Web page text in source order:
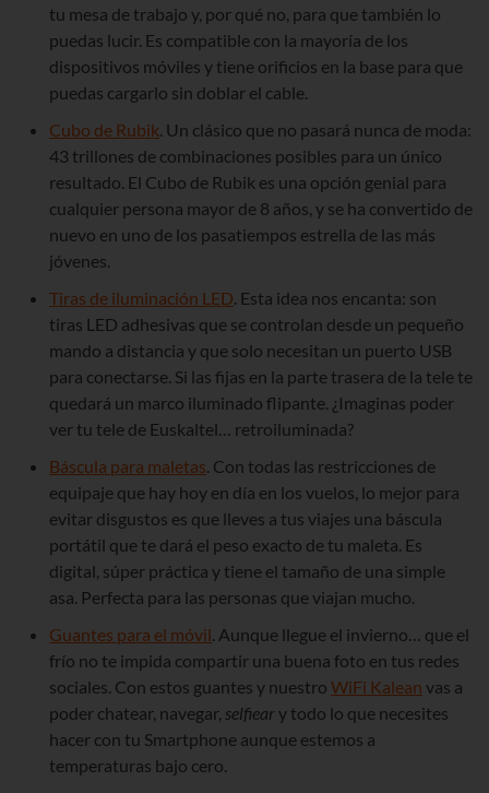
tu mesa de trabajo y, por qué no, para que también lo
puedas lucir. Es compatible con la mayoría de los
dispositivos móviles y tiene orificios en la base para que
puedas cargarlo sin doblar el cable.
Cubo de Rubik. Un clásico que no pasará nunca de moda:
43 trillones de combinaciones posibles para un único
resultado. El Cubo de Rubik es una opción genial para
cualquier persona mayor de 8 años, y se ha convertido de
nuevo en uno de los pasatiempos estrella de las más
jóvenes.
Tiras de iluminación LED. Esta idea nos encanta: son
tiras LED adhesivas que se controlan desde un pequeño
mando a distancia y que solo necesitan un puerto USB
para conectarse. Si las fijas en la parte trasera de la tele te
quedará un marco iluminado flipante. ¿Imaginas poder
ver tu tele de Euskaltel… retroiluminada?
Báscula para maletas. Con todas las restricciones de
equipaje que hay hoy en día en los vuelos, lo mejor para
evitar disgustos es que lleves a tus viajes una báscula
portátil que te dará el peso exacto de tu maleta. Es
digital, súper práctica y tiene el tamaño de una simple
asa. Perfecta para las personas que viajan mucho.
Guantes para el móvil. Aunque llegue el invierno… que el
frío no te impida compartir una buena foto en tus redes
sociales. Con estos guantes y nuestro WiFi Kalean vas a
poder chatear, navegar, selfieary todo lo que necesites
hacer con tu Smartphone aunque estemos a
temperaturas bajo cero.